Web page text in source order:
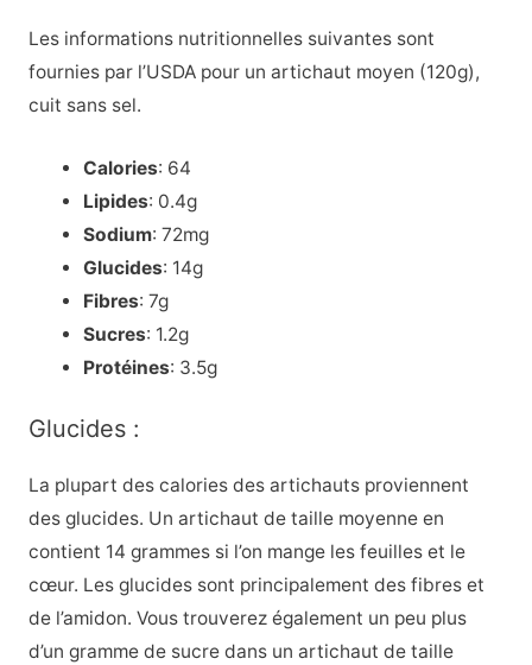
Les informations nutritionnelles suivantes sont
fournies par l’USDA pour un artichaut moyen (120g),
cuit sans sel.
Calories: 64
Lipides: 0.4g
Sodium: 72mg
Glucides: 14g
Fibres: 7g
Sucres: 1.2g
Protéines: 3.5g
Glucides :
La plupart des calories des artichauts proviennent
des glucides. Un artichaut de taille moyenne en
contient 14 grammes si l’on mange les feuilles et le
cœur. Les glucides sont principalement des fibres et
de l’amidon. Vous trouverez également un peu plus
d’un gramme de sucre dans un artichaut de taille